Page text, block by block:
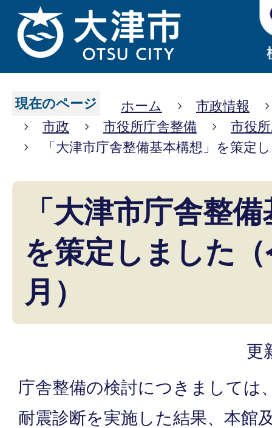
現在のページ ホーム
市政情報
市政
市役所庁舎整備
市役
「大津市庁舎整備基本構想」を策定
「大津市庁舎整
を策定しました
月）
更
庁舎整備の検討につきましては
耐震診断を実施した結果、本館